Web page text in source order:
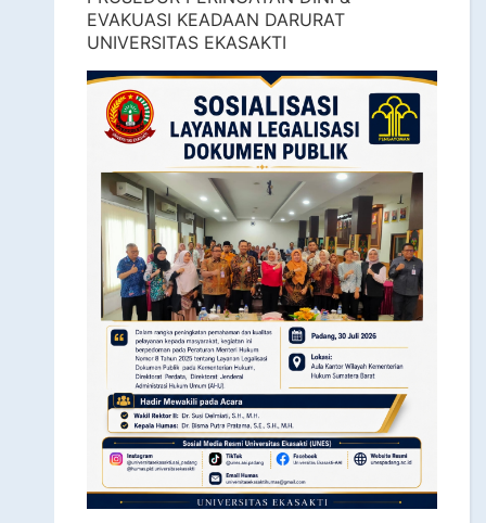
EVAKUASI KEADAAN DARURAT
UNIVERSITAS EKASAKTI